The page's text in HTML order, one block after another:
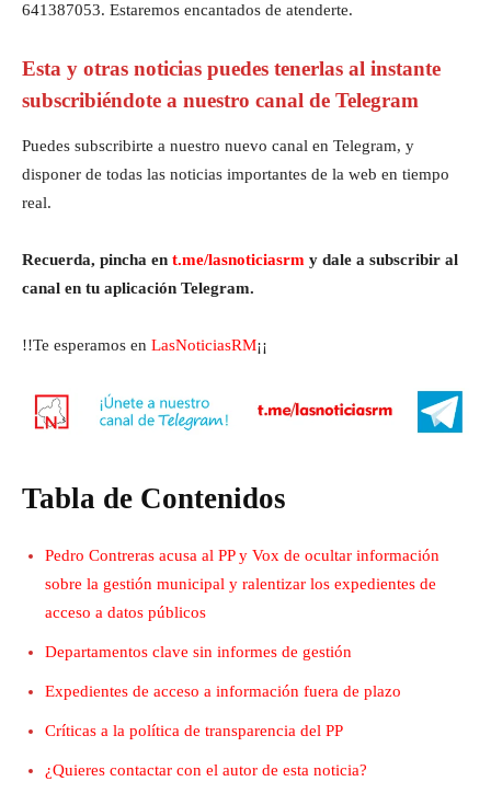
641387053. Estaremos encantados de atenderte.
Esta y otras noticias puedes tenerlas al instante
subscribiéndote a nuestro canal de Telegram
Puedes subscribirte a nuestro nuevo canal en Telegram, y
disponer de todas las noticias importantes de la web en tiempo
real.
Recuerda, pincha en t.me/lasnoticiasrm y dale a subscribir al
canal en tu aplicación Telegram.
!!Te esperamos en LasNoticiasRM¡¡
Tabla de Contenidos
Pedro Contreras acusa al PP y Vox de ocultar información
sobre la gestión municipal y ralentizar los expedientes de
acceso a datos públicos
Departamentos clave sin informes de gestión
Expedientes de acceso a información fuera de plazo
Críticas a la política de transparencia del PP
¿Quieres contactar con el autor de esta noticia?